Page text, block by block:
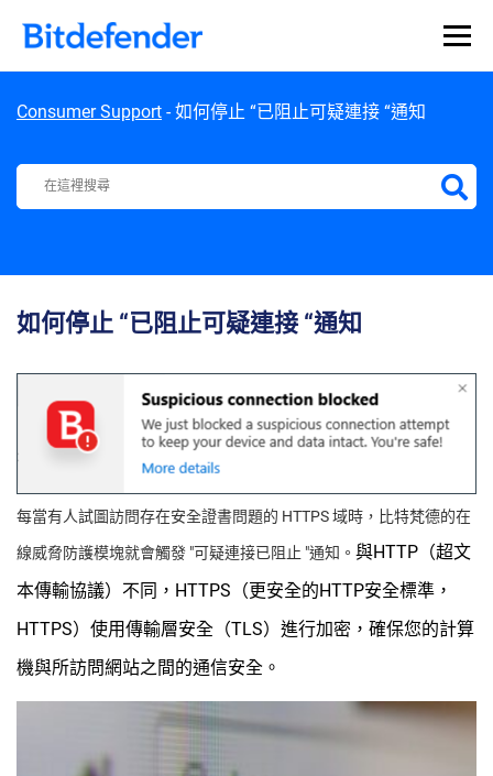
Consumer Support -如何停止 “已阻止可疑連接 “通知
Bitdefender Support Center
如何停止 “已阻止可疑連接 “通知
每當有人試圖訪問存在安全證書問題的 HTTPS 域時，比特梵德的在
線威脅防護模塊就會觸發 "可疑連接已阻止 "通知。 與HTTP（超文
本傳輸協議）不同，HTTPS（更安全的HTTP安全標準，
HTTPS）使用傳輸層安全（TLS）進行加密，確保您的計算
機與所訪問網站之間的通信安全。